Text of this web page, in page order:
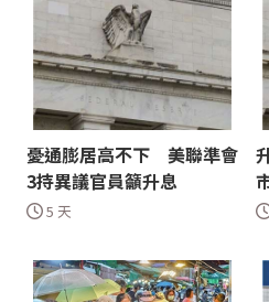
憂通膨居高不下 美聯準會
3持異議官員籲升息
5 天